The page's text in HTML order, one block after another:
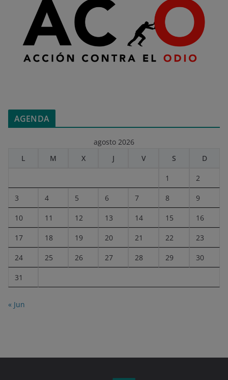
AGENDA
agosto 2026
L
M X J V S D
1 2
3 4 5 6 7 8 9
10 11 12 13 14 15 16
17 18 19 20 21 22 23
24 25 26 27 28 29 30
31
« Jun